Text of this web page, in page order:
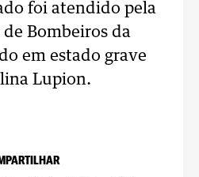
foi atendido pela
Bombeiros da
em estado grave
Lupion.